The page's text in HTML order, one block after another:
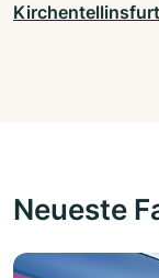
Kirchentellinsfurt
Neueste